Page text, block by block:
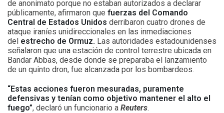
de anonimato porque no estaban autorizados a declarar
públicamente, afirmaron que fuerzas del Comando
Central de Estados Unidos derribaron cuatro drones de
ataque iraníes unidireccionales en las inmediaciones
del estrecho de Ormuz. Las autoridades estadounidenses
señalaron que una estación de control terrestre ubicada en
Bandar Abbas, desde donde se preparaba el lanzamiento
de un quinto dron, fue alcanzada por los bombardeos.
“Estas acciones fueron mesuradas, puramente
defensivas y tenían como objetivo mantener el alto el
fuego”, declaró un funcionario a Reuters.